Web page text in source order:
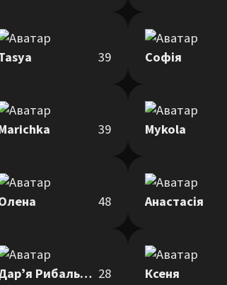
39 Софія
39 Mykola
48 Анастасія
Дарʼя Рибальченко 28 Ксеня